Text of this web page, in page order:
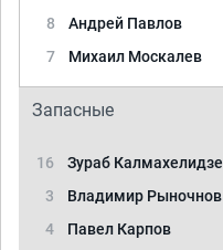
8
Андрей Павлов
7
Михаил Москалев
Запасные
16 Зураб Калмахелидзе
3
Владимир Рыночнов
4
Павел Карпов